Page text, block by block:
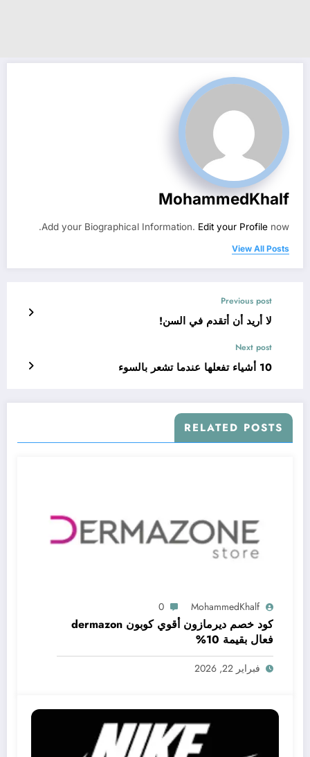
MohammedKhalf
Add your Biographical Information. Edit your Profile now.
View All Posts
Previous post
لا أريد أن أتقدم في السن!
Next post
10 أشياء تفعلها عندما تشعر بالسوء
RELATED POSTS
MohammedKhalf
0
كود خصم ديرمازون أقوي كوبون dermazon
فعال بقيمة 10%
فبراير 22, 2026